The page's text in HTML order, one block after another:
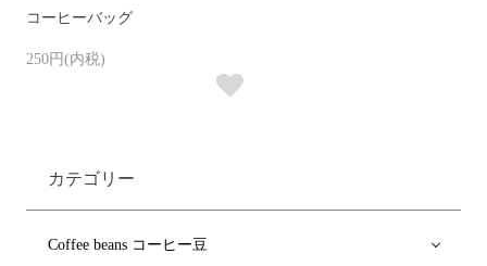
コーヒーバッグ
250円(内税)
カテゴリー
Coffee beans コーヒー豆